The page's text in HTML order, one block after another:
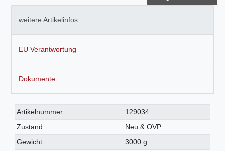
weitere Artikelinfos
EU Verantwortung
Dokumente
Technisches
Merkmal
Wert
Artikelnummer
129034
Zustand
Neu & OVP
Gewicht
3000 g